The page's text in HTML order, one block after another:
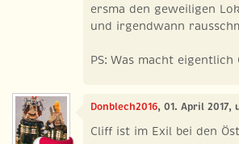
ersma den geweiligen
und irgendwann
PS: Was macht eigentlich
Donblech2016, 01. April 2017,
Cliff ist im Exil bei den